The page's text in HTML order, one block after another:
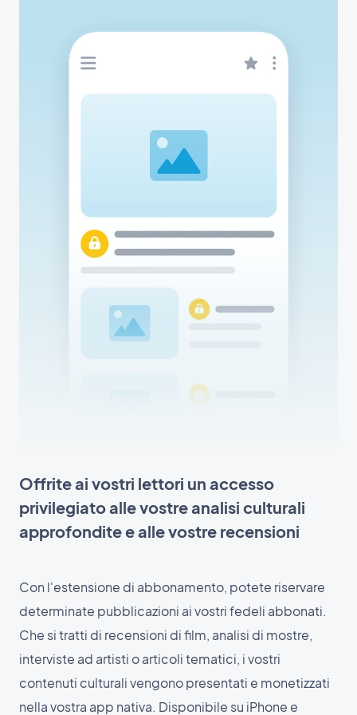
Offrite ai vostri lettori un accesso
privilegiato alle vostre analisi culturali
approfondite e alle vostre recensioni
Con l'estensione di abbonamento, potete riservare
determinate pubblicazioni ai vostri fedeli abbonati.
Che si tratti di recensioni di film, analisi di mostre,
interviste ad artisti o articoli tematici, i vostri
contenuti culturali vengono presentati e monetizzati
nella vostra app nativa. Disponibile su iPhone e